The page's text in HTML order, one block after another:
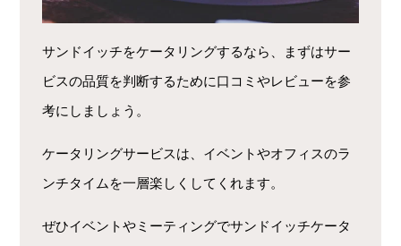
サンドイッチをケータリングするなら、まずはサー
ビスの品質を判断するために口コミやレビューを参
考にしましょう。
ケータリングサービスは、イベントやオフィスのラ
ンチタイムを一層楽しくしてくれます。
ぜひイベントやミーティングでサンドイッチケータ